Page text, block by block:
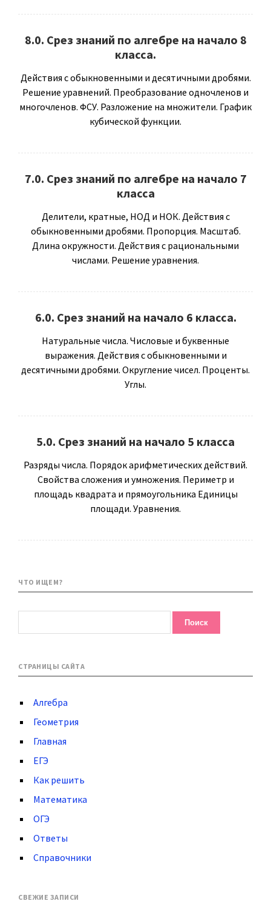
8.0. Срез знаний по алгебре на начало 8
класса.
Действия с обыкновенными и десятичными дробями.
Решение уравнений. Преобразование одночленов и
многочленов. ФСУ. Разложение на множители. График
кубической функции.
7.0. Срез знаний по алгебре на начало 7
класса
Делители, кратные, НОД и НОК. Действия с
обыкновенными дробями. Пропорция. Масштаб.
Длина окружности. Действия с рациональными
числами. Решение уравнения.
6.0. Срез знаний на начало 6 класса.
Натуральные числа. Числовые и буквенные
выражения. Действия с обыкновенными и
десятичными дробями. Округление чисел. Проценты.
Углы.
5.0. Срез знаний на начало 5 класса
Разряды числа. Порядок арифметических действий.
Свойства сложения и умножения. Периметр и
площадь квадрата и прямоугольника Единицы
площади. Уравнения.
ЧТО ИЩЕМ?
СТРАНИЦЫ САЙТА
Алгебра
Геометрия
Главная
ЕГЭ
Как решить
Математика
ОГЭ
Ответы
Справочники
СВЕЖИЕ ЗАПИСИ